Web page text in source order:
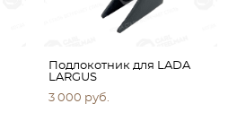
Подлокотник для LADA
LARGUS
3 000 pуб.